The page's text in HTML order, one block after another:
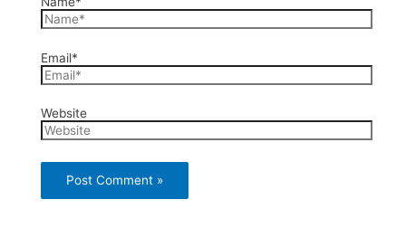
Email*
Website